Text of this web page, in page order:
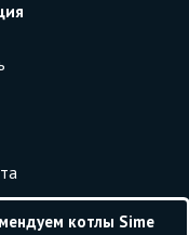
котлы Sime